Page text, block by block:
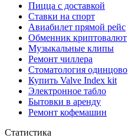
Пицца с доставкой
Ставки на спорт
Авиабилет прямой рейс
Обменник криптовалют
Музыкальные клипы
Ремонт чиллера
Стоматология одинцово
Купить Valve Index kit
Электронное табло
Бытовки в аренду
Ремонт кофемашин
Статистика